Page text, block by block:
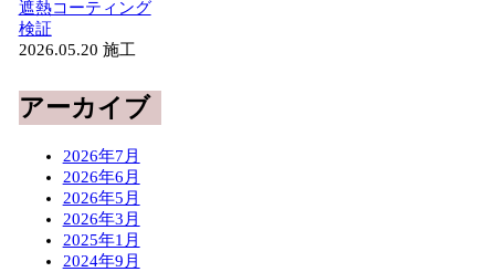
遮熱コーティング
検証
2026.05.20 施工
アーカイブ
2026年7月
2026年6月
2026年5月
2026年3月
2025年1月
2024年9月